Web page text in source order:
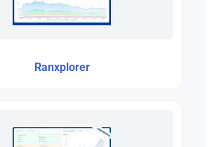
Ranxplorer